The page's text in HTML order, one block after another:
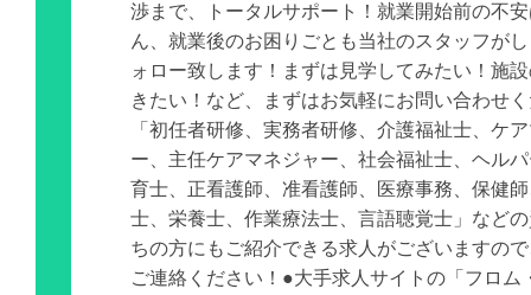
渉まで、トータルサポート！就業開始前の不
ん、就業後のお困りごとも当社のスタッフが
ォロー致します！まずは見学してみたい！施
きたい！など、まずはお気軽にお問い合わせ
「初任者研修、実務者研修、介護福祉士、ケ
ー、主任ケアマネジャー、社会福祉士、ヘル
育士、正看護師、准看護師、医療事務、保健
士、栄養士、作業療法士、言語聴覚士」など
ちの方にもご紹介できる求人がございますの
ご連絡ください！●大手求人サイトの「フロム